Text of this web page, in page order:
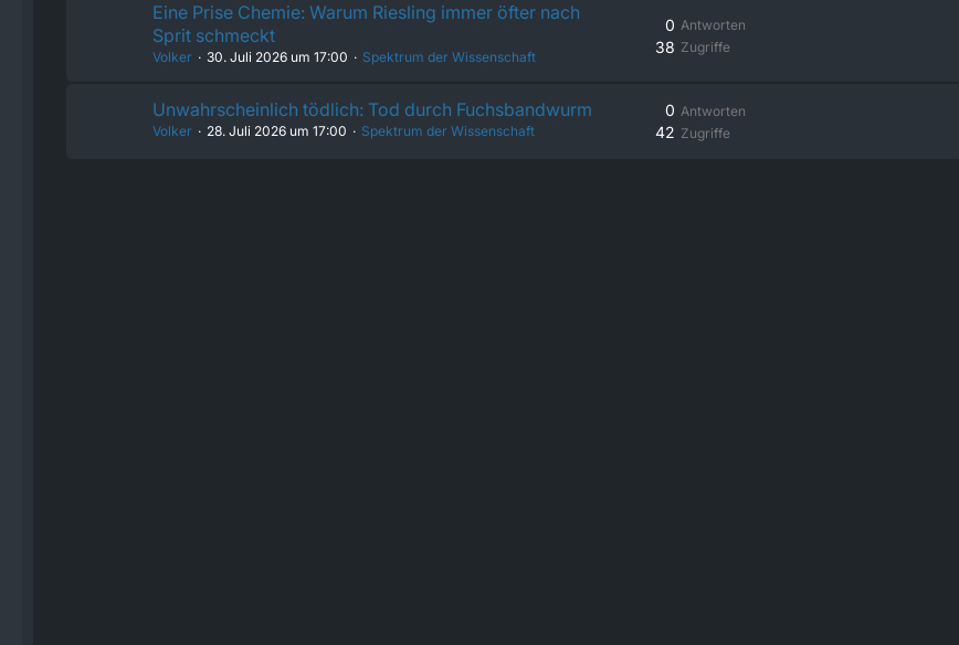
Eine Prise Chemie: Warum Riesling immer öfter nach
Sprit schmeckt
Volker 30. Juli 2026 um 17:00 Spektrum der Wissenschaft
Antworten
0
Zugriffe
38
Unwahrscheinlich tödlich: Tod durch Fuchsbandwurm
Volker 28. Juli 2026 um 17:00 Spektrum der Wissenschaft
Antworten
0
Zugriffe
42